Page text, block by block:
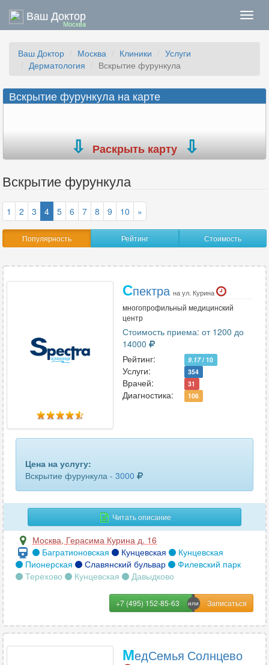
Ваш Доктор
Москва
Ваш Доктор Москва Клиники
Услуги
Дерматология
Вскрытие фурункула
Вскрытие фурункула на карте
Раскрыть карту
Вскрытие фурункула
1 2 3 4 5 6 7 8 9 10 »
Популярность Рейтинг Стоимость
Спектра на ул. Курина
многопрофильный медицинский
центр
Стоимость приема: от 1200 до
14000
Рейтинг:
9.17/ 10
Услуги: 354
Врачей: 31
Диагностика: 106
Цена на услугу:
Вскрытие фурункула - 3000
Читать описание
Москва, Герасима Курина д. 16
Багратионовская
Кунцевская
Кунцевская
Пионерская
Славянский бульвар
Филевский парк
Терехово
Кунцевская Давыдково
+7 (495) 152-85-63
МедСемья Солнцево